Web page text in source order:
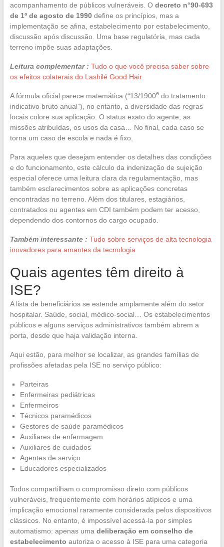
acompanhamento de públicos vulneráveis. O decreto n°90-693
de 1º de agosto de 1990define os princípios, mas a
implementação se afina, estabelecimento por estabelecimento,
discussão após discussão. Uma base regulatória, mas cada
terreno impõe suas adaptações.
Leitura complementar : Tudo o que você precisa saber sobre
os efeitos colaterais do Lashilé Good Hair
A fórmula oficial parece matemática (“13/1900edo tratamento
indicativo bruto anual”), no entanto, a diversidade das regras
locais colore sua aplicação. O status exato do agente, as
missões atribuídas, os usos da casa… No final, cada caso se
torna um caso de escola e nada é fixo.
Para aqueles que desejam entender os detalhes das condições
e do funcionamento, este cálculo da indenização de sujeição
especial oferece uma leitura clara da regulamentação, mas
também esclarecimentos sobre as aplicações concretas
encontradas no terreno. Além dos titulares, estagiários,
contratados ou agentes em CDI também podem ter acesso,
dependendo dos contornos do cargo ocupado.
Também interessante : Tudo sobre serviços de alta tecnologia
inovadores para amantes da tecnologia
Quais agentes têm direito à
ISE?
A lista de beneficiários se estende amplamente além do setor
hospitalar. Saúde, social, médico-social… Os estabelecimentos
públicos e alguns serviços administrativos também abrem a
porta, desde que haja validação interna.
Aqui estão, para melhor se localizar, as grandes famílias de
profissões afetadas pela ISE no serviço público:
Parteiras
Enfermeiras pediátricas
Enfermeiros
Técnicos paramédicos
Gestores de saúde paramédicos
Auxiliares de enfermagem
Auxiliares de cuidados
Agentes de serviço
Educadores especializados
Todos compartilham o compromisso direto com públicos
vulneráveis, frequentemente com horários atípicos e uma
implicação emocional raramente considerada pelos dispositivos
clássicos. No entanto, é impossível acessá-la por simples
automatismo: apenas uma deliberação em conselho de
estabelecimento autoriza o acesso à ISE para uma categoria